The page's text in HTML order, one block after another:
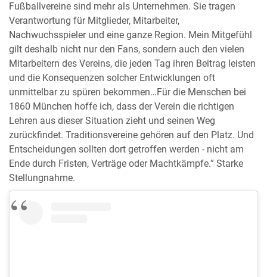
Fußballvereine sind mehr als Unternehmen. Sie tragen
Verantwortung für Mitglieder, Mitarbeiter,
Nachwuchsspieler und eine ganze Region. Mein Mitgefühl
gilt deshalb nicht nur den Fans, sondern auch den vielen
Mitarbeitern des Vereins, die jeden Tag ihren Beitrag leisten
und die Konsequenzen solcher Entwicklungen oft
unmittelbar zu spüren bekommen…Für die Menschen bei
1860 München hoffe ich, dass der Verein die richtigen
Lehren aus dieser Situation zieht und seinen Weg
zurückfindet. Traditionsvereine gehören auf den Platz. Und
Entscheidungen sollten dort getroffen werden - nicht am
Ende durch Fristen, Verträge oder Machtkämpfe.” Starke
Stellungnahme.